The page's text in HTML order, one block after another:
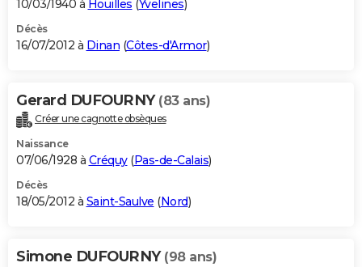
10/03/1940 à Houilles (Yvelines)
Décès
16/07/2012 à Dinan (Côtes-d'Armor)
Gerard DUFOURNY (83 ans)
Créer une cagnotte obsèques
Naissance
07/06/1928 à Créquy(Pas-de-Calais)
Décès
18/05/2012 à Saint-Saulve (Nord)
Simone DUFOURNY (98 ans)